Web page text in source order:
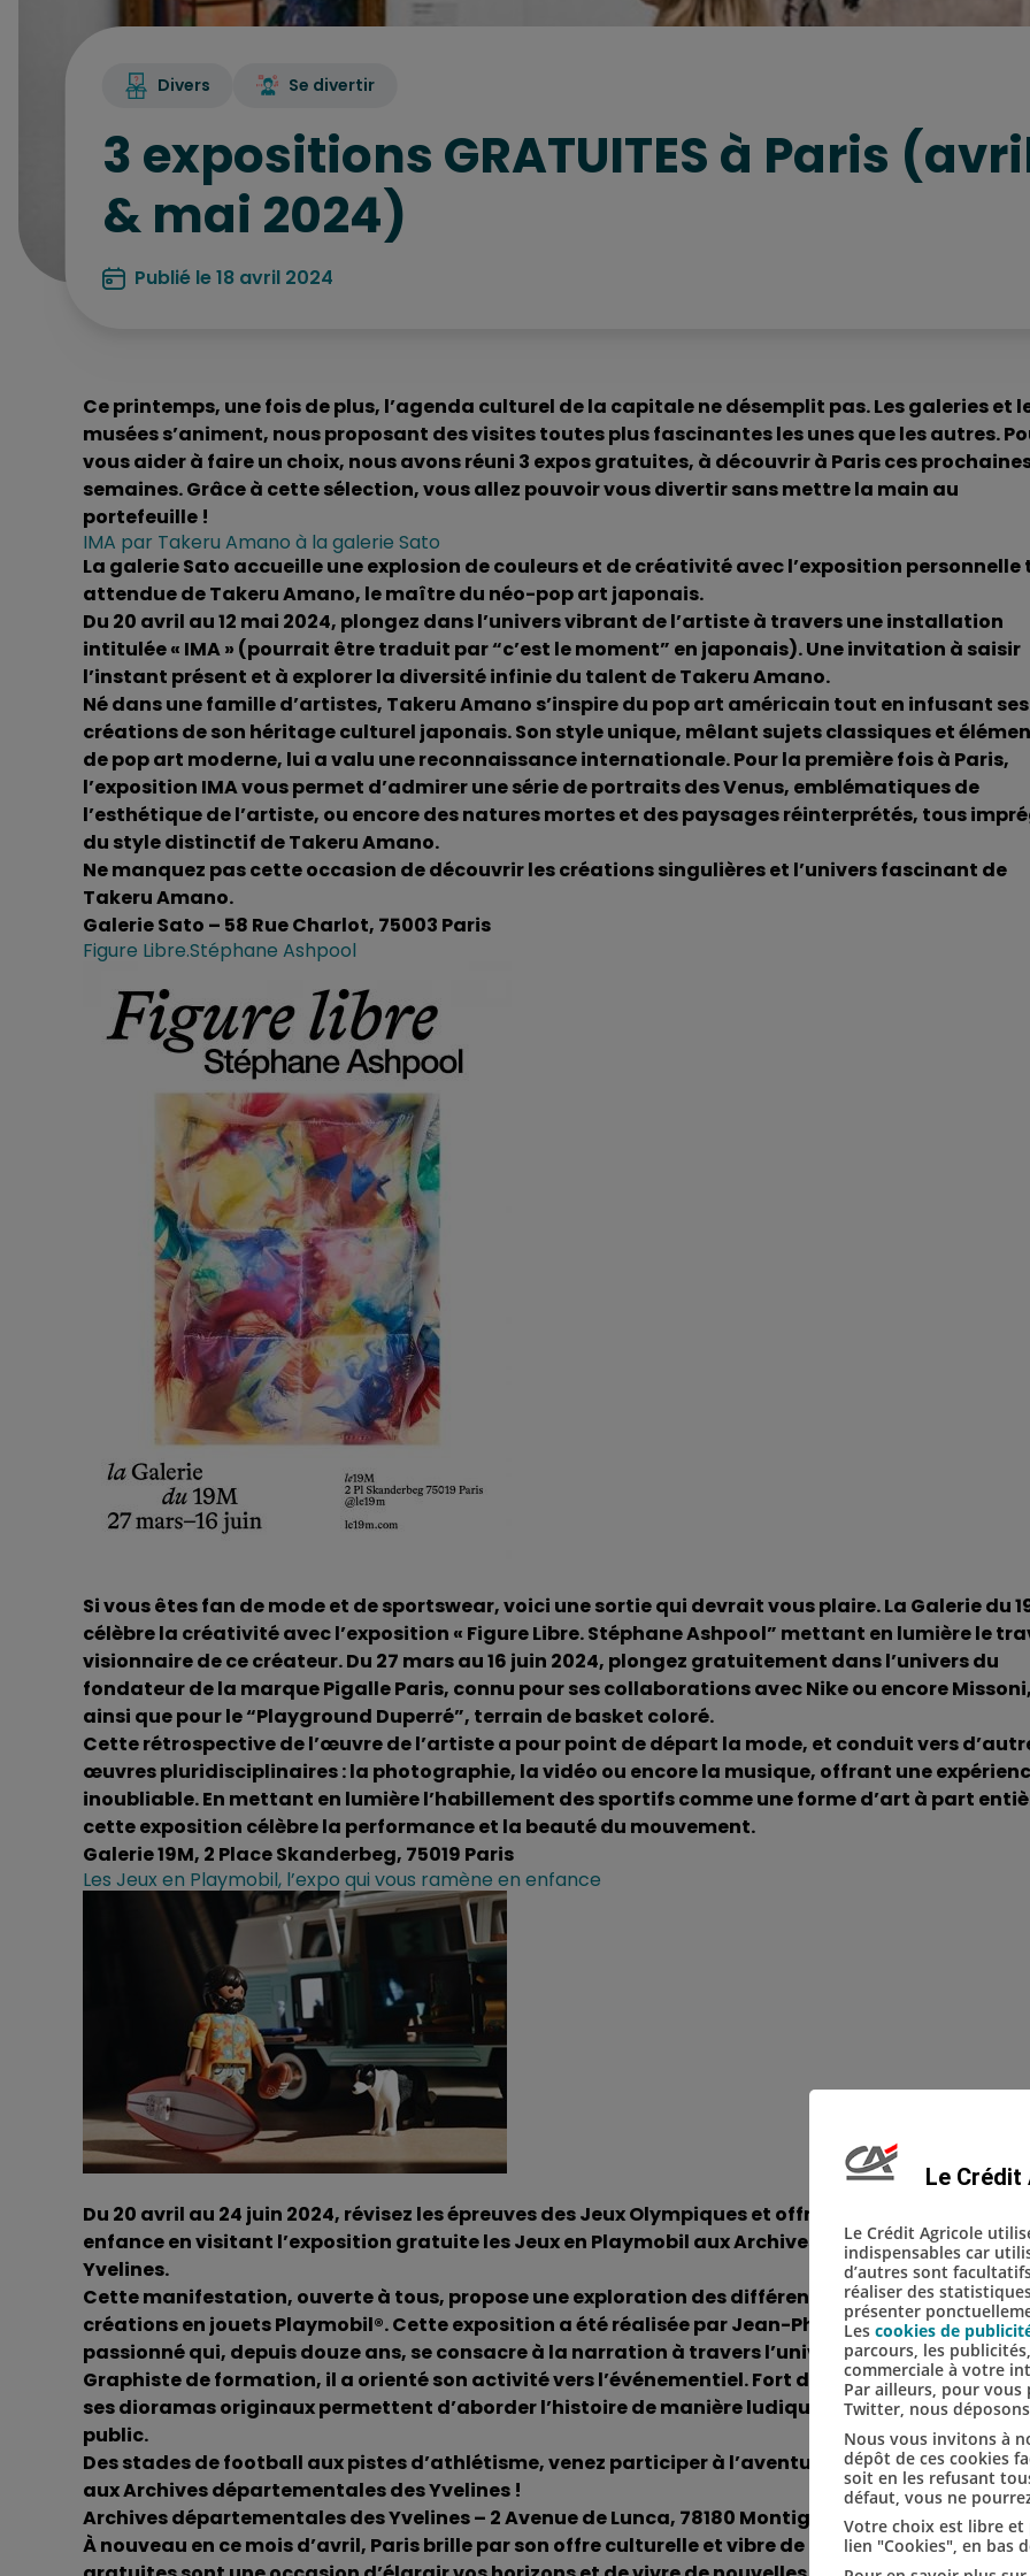
Divers Se divertir
3 expositions GRATUITES à Paris
& mai 2024)
Publié le 18 avril 2024
Ce printemps, une fois de plus, l’agenda culturel de la capitale ne désemplit pas. Les galeries et
musées s’animent, nous proposant des visites toutes plus fascinantes les unes que les autres.
vous aider à faire un choix, nous avons réuni 3 expos gratuites, à découvrir à Paris ces
semaines. Grâce à cette sélection, vous allez pouvoir vous divertir sans mettre la main au
portefeuille !
IMA par Takeru Amano à la galerie Sato
La galerie Sato accueille une explosion de couleurs et de créativité avec l’exposition personnelle
attendue de Takeru Amano, le maître du néo-pop art japonais.
Du 20 avril au 12 mai 2024, plongez dans l’univers vibrant de l’artiste à travers une installation
intitulée « IMA » (pourrait être traduit par “c’est le moment” en japonais). Une invitation à saisir
l’instant présent et à explorer la diversité infinie du talent de Takeru Amano.
Né dans une famille d’artistes, Takeru Amano s’inspire du pop art américain tout en infusant ses
créations de son héritage culturel japonais. Son style unique, mêlant sujets classiques et
de pop art moderne, lui a valu une reconnaissance internationale. Pour la première fois à Paris,
l’exposition IMA vous permet d’admirer une série de portraits des Venus, emblématiques de
l’esthétique de l’artiste, ou encore des natures mortes et des paysages réinterprétés, tous
du style distinctif de Takeru Amano.
Ne manquez pas cette occasion de découvrir les créations singulières et l’univers fascinant de
Takeru Amano.
Galerie Sato – 58 Rue Charlot, 75003 Paris
Figure Libre.Stéphane Ashpool
Si vous êtes fan de mode et de sportswear, voici une sortie qui devrait vous plaire. La Galerie du
célèbre la créativité avec l’exposition « Figure Libre. Stéphane Ashpool” mettant en lumière le
visionnaire de ce créateur. Du 27 mars au 16 juin 2024, plongez gratuitement dans l’univers du
fondateur de la marque Pigalle Paris, connu pour ses collaborations avec Nike ou encore Missoni,
ainsi que pour le “Playground Duperré”, terrain de basket coloré.
Cette rétrospective de l’œuvre de l’artiste a pour point de départ la mode, et conduit vers
œuvres pluridisciplinaires : la photographie, la vidéo ou encore la musique, offrant une
inoubliable. En mettant en lumière l’habillement des sportifs comme une forme d’art à part
cette exposition célèbre la performance et la beauté du mouvement.
Galerie 19M, 2 Place Skanderbeg, 75019 Paris
Les Jeux en Playmobil, l’expo qui vous ramène en enfance
Du 20 avril au 24 juin 2024, révisez les épreuves des Jeux Olympiques et offrez-vous un retour en
enfance en visitant l’exposition gratuite les Jeux en Playmobil aux Archives départementales
Yvelines.
Cette manifestation, ouverte à tous, propose une exploration des différents sports à travers des
créations en jouets Playmobil®. Cette exposition a été réalisée par Jean-Philippe Broussin, un
passionné qui, depuis douze ans, se consacre à la narration à travers l’univers des Playmobil®.
Graphiste de formation, il a orienté son activité vers l’événementiel. Fort de son bagage
ses dioramas originaux permettent d’aborder l’histoire de manière ludique, captivant ainsi un
public.
Des stades de football aux pistes d’athlétisme, venez participer à l’aventure olympique en
aux Archives départementales des Yvelines !
Archives départementales des Yvelines – 2 Avenue de Lunca, 78180 Montigny-le-Bretonneux
À nouveau en ce mois d’avril, Paris brille par son offre culturelle et vibre de créativité. Ces
Le
Le Crédit Agricole
indispensables car
d’autres sont
réaliser des
présenter
Les cookies de
parcours, les
commerciale à votre
Par ailleurs, pour
Twitter, nous
Nous vous invitons à
dépôt de ces cookies
soit en les refusant
défaut, vous ne
Votre choix est libre
lien "Cookies", en bas